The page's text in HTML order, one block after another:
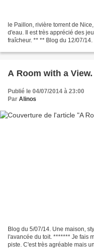
le Paillon, rivière torrent de
d'eau. Il est très apprécié des
fraîcheur. ** ** Blog du 12/07/
A Room with a View.
Publié le 04/07/2014 à 23:00
Par Alinos
Blog du 5/07/14. Une maison,
l'avancée du toit. ******* Je fais
piste. C'est très agréable mais